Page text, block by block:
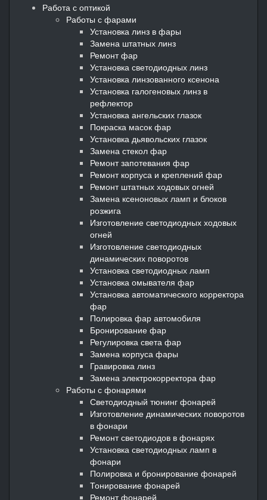
Работа с оптикой
Работы с фарами
Установка линз в фары
Замена штатных линз
Ремонт фар
Установка светодиодных линз
Установка линзованного ксенона
Установка галогеновых линз в
рефлектор
Установка ангельских глазок
Покраска масок фар
Установка дьявольских глазок
Замена стекол фар
Ремонт запотевания фар
Ремонт корпуса и креплений фар
Ремонт штатных ходовых огней
Замена ксеноновых ламп и блоков
розжига
Изготовление светодиодных ходовых
огней
Изготовление светодиодных
динамических поворотов
Установка светодиодных ламп
Установка омывателя фар
Установка автоматического корректора
фар
Полировка фар автомобиля
Бронирование фар
Регулировка света фар
Замена корпуса фары
Гравировка линз
Замена электрокорректора фар
Работы с фонарями
Светодиодный тюнинг фонарей
Изготовление динамических поворотов
в фонари
Ремонт светодиодов в фонарях
Установка светодиодных ламп в
фонари
Полировка и бронирование фонарей
Тонирование фонарей
Ремонт фонарей